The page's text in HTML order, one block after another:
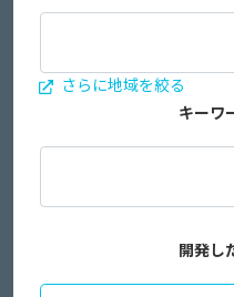
さらに地域を絞る
キーワ
開発し